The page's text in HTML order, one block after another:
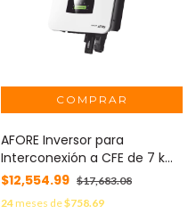
AFORE Inversor para
Interconexión a CFE de 7 kW
con Salida de 220 Vca,
Módulo Wifi Incluido MOD:
HNS7000TL
$12,554.99 $17,683.08
24meses de$758.69